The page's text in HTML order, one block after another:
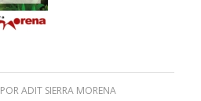
PORADIT SIERRA MORENA